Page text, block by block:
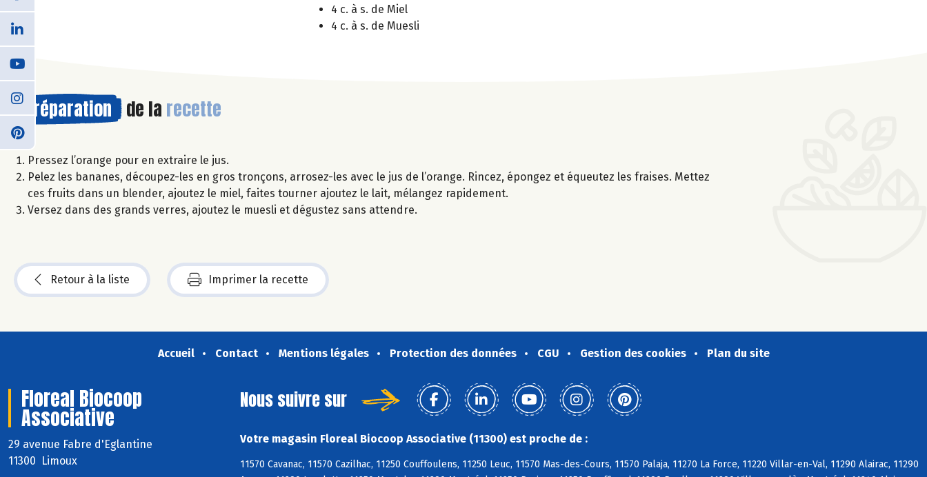
4 c. à s. de Miel
4 c. à s. de Muesli
Préparation de la recette
Pressez l’orange pour en extraire le jus.
Pelez les bananes, découpez-les en gros tronçons, arrosez-les avec le jus de l’orange. Rincez, épongez et équeutez les fraises. Mettez
ces fruits dans un blender, ajoutez le miel, faites tourner ajoutez le lait, mélangez rapidement.
Versez dans des grands verres, ajoutez le muesli et dégustez sans attendre.
Retour à la liste Imprimer la recette
Accueil Contact Mentions légales Protection des données CGU Gestion des cookies Plan du site
Floreal Biocoop
Associative
29 avenue Fabre d'Eglantine
11300 Limoux
Nous suivre sur
Votre magasin Floreal Biocoop Associative (11300) est proche de :
11570 Cavanac, 11570 Cazilhac, 11250 Couffoulens, 11250 Leuc, 11570 Mas-des-Cours, 11570 Palaja, 11270 La Force, 11220 Villar-en-Val, 11290 Alairac, 11290